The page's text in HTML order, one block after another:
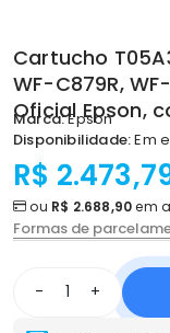
Cartucho
WF-C879R,
Oficial Epson,
Marca:Epson
Disponibilidade:Em
R$
ou R$ 2.688,90em
Formas de
- +